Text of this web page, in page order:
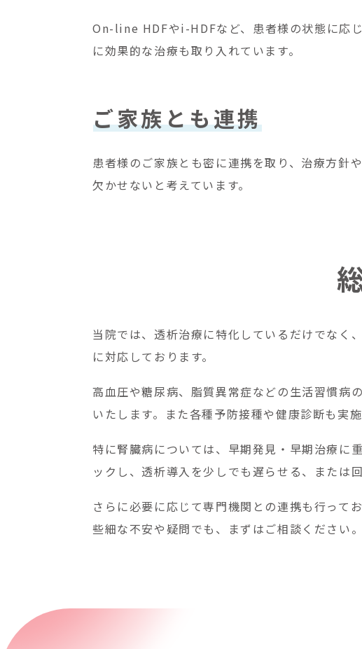
On-line HDFやi-HDFなど、患者様の状態に応
に効果的な治療も取り入れています。
ご家族とも連携
患者様のご家族とも密に連携を取り、治療方針
欠かせないと考えています。
当院では、透析治療に特化しているだけでなく
に対応しております。
高血圧や糖尿病、脂質異常症などの生活習慣病
いたします。また各種予防接種や健康診断も実
特に腎臓病については、早期発見・早期治療に
ックし、透析導入を少しでも遅らせる、または
さらに必要に応じて専門機関との連携も行って
些細な不安や疑問でも、まずはご相談ください